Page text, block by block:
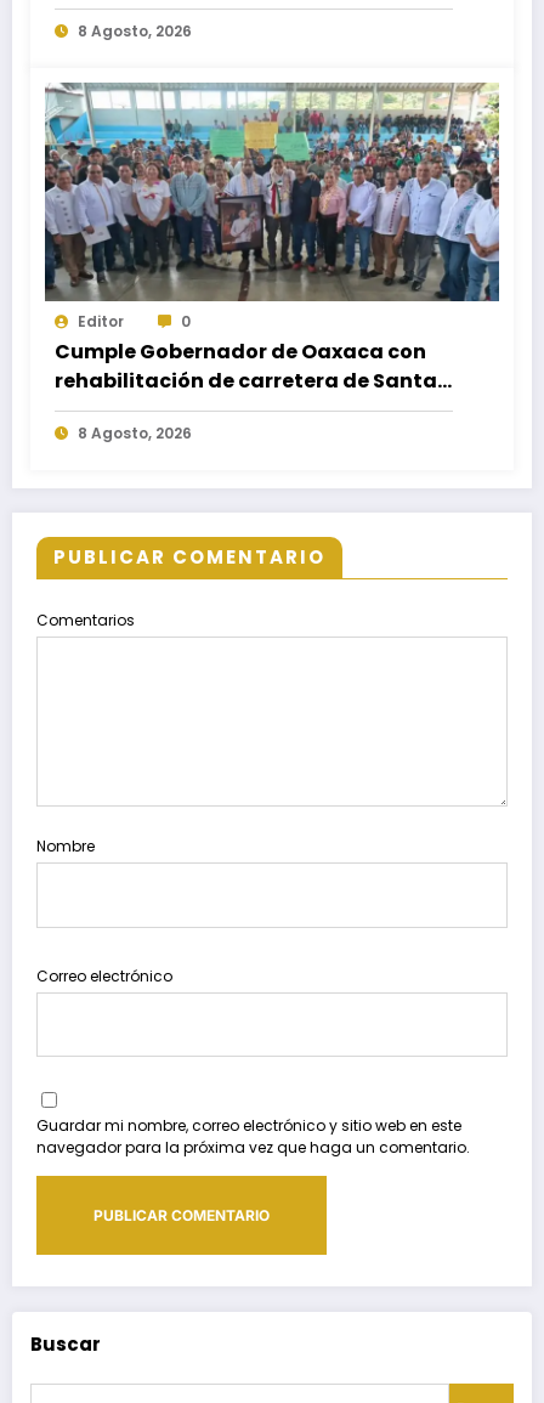
Nuevo; fortalece movilidad y
conectividad
8 Agosto, 2026
Editor 0
Cumple Gobernador de Oaxaca con
rehabilitación de carretera de Santa
María Ecatepec
8 Agosto, 2026
PUBLICAR COMENTARIO
Comentarios
Nombre
Correo electrónico
Guardar mi nombre, correo electrónico y sitio web en este
navegador para la próxima vez que haga un comentario.
Buscar